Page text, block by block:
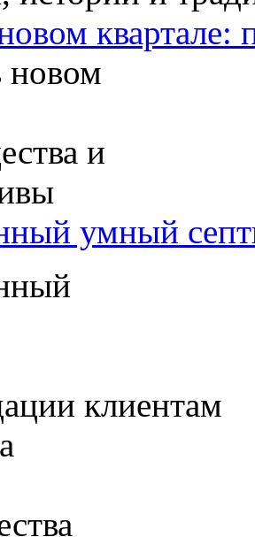
квартале:
умный
клиентам